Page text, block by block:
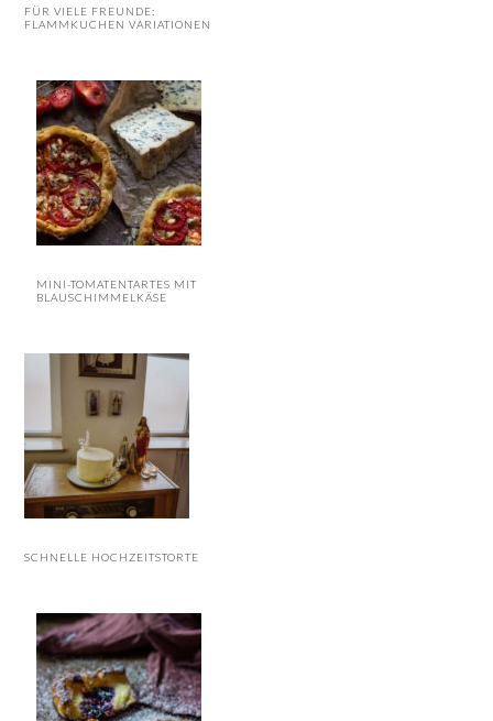
FÜR VIELE FREUNDE:
FLAMMKUCHEN VARIATIONEN
MINI-TOMATENTARTES MIT
BLAUSCHIMMELKÄSE
SCHNELLE HOCHZEITSTORTE